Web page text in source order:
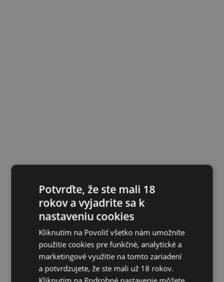
Potvrďte, že ste mali 18
rokov a vyjadrite sa k
nastaveniu cookies
Kliknutím na Povoliť všetko nám umožníte
použitie cookies pre funkčné, analytické a
marketingové využitie na tomto zariadení
a potvrdzujete, že ste mali už 18 rokov.